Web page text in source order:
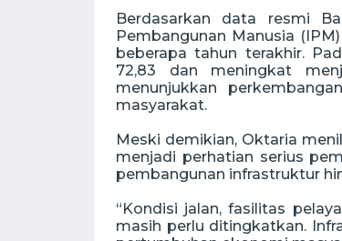
Berdasarkan data resmi
Pembangunan Manusia
beberapa tahun terakhir.
72,83 dan meningkat
menunjukkan
masyarakat.
Meski demikian, Oktaria
menjadi perhatian serius
pembangunan infrastruktur
“Kondisi jalan, fasilitas
masih perlu ditingkatkan.